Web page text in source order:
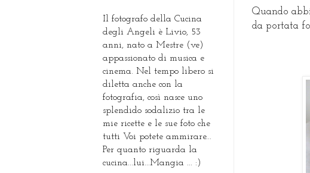
Quando
da portata
Il fotografo della Cucina
degli Angeli è Livio, 53
anni, nato a Mestre (ve)
appassionato di musica e
cinema. Nel tempo libero si
diletta anche con la
fotografia, così nasce uno
splendido sodalizio tra le
mie ricette e le sue foto che
tutti Voi potete ammirare...
Per quanto riguarda la
cucina...lui...Mangia ... :)